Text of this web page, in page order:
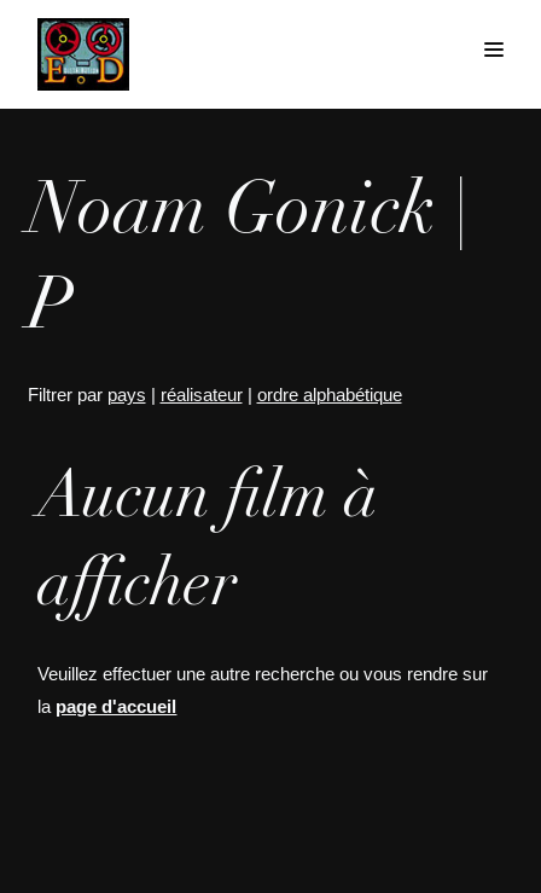
Noam Gonick |
P
Filtrer par pays | réalisateur| ordre alphabétique
Aucun film à
afficher
Veuillez effectuer une autre recherche ou vous rendre sur
la page d'accueil